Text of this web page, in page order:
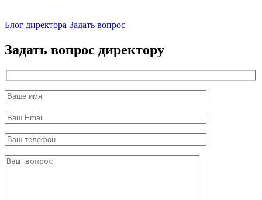
директор
Блог директора Задать вопрос
Задать вопрос директору